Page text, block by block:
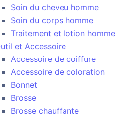
Soin du cheveu homme
Soin du corps homme
Traitement et lotion homme
et Accessoire
Accessoire de coiffure
Accessoire de coloration
Bonnet
Brosse
Brosse chauffante